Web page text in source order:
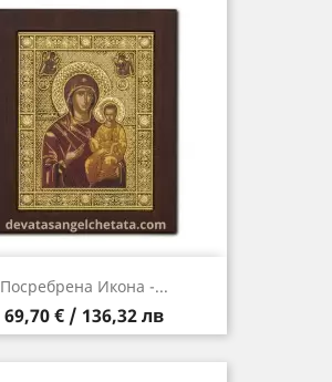
Посребрена Икона -...
Цена
69,70 € / 136,32 лв